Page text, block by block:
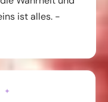
ist alles. -
✦